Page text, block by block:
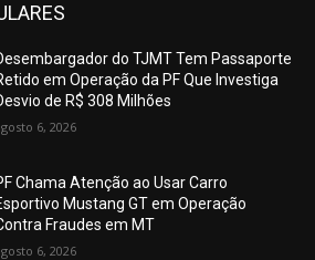
do TJMT Tem Passaporte
em Operação da PF Que Investiga
de R$ 308 Milhões
6, 2026
Chama Atenção ao Usar Carro
Mustang GT em Operação
Fraudes em MT
6, 2026